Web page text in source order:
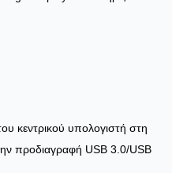
κεντρικού υπολογιστή στη
προδιαγραφή USB 3.0/USB